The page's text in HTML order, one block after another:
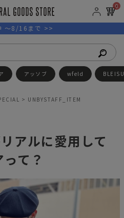
0
～8/16まで >>
アッソブ wfeld
UNBYSTAFF_ITEM
アルに愛用して
て？